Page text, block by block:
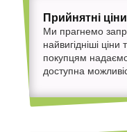
Прийнятні ціни
Ми прагнемо
найвигідніші
покупцям
доступна